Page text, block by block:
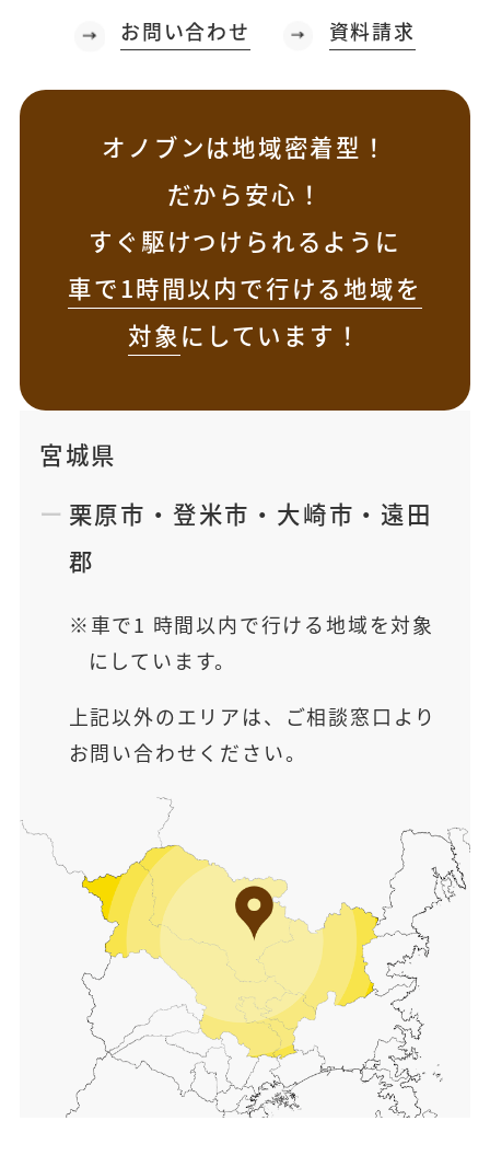
お問い合わせ 資料請求
オノブンは地域密着型！
だから安心！
すぐ駆けつけられるように
車で1時間以内で行ける地域を
対象にしています！
宮城県
栗原市 ・ 登米市 ・ 大崎市 ・ 遠田
郡
車で1 時間以内で行ける地域を対象
にしています。
上記以外のエリアは、ご相談窓口より
お問い合わせください。